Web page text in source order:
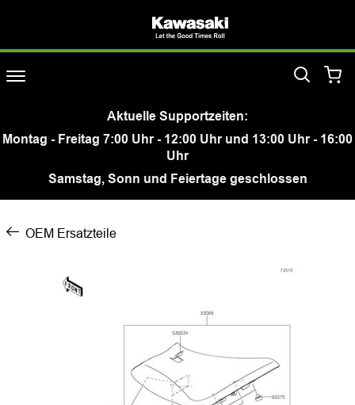
Aktuelle Supportzeiten:
Montag - Freitag 7:00 Uhr - 12:00 Uhr und 13:00 Uhr - 16:00
Uhr
Samstag, Sonn und Feiertage geschlossen
OEM Ersatzteile